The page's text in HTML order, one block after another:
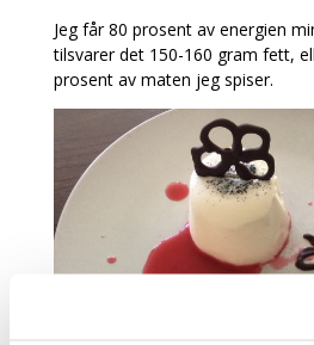
Jeg får 80 prosent av energien
tilsvarer det 150-160 gram fett,
prosent av maten jeg spiser.